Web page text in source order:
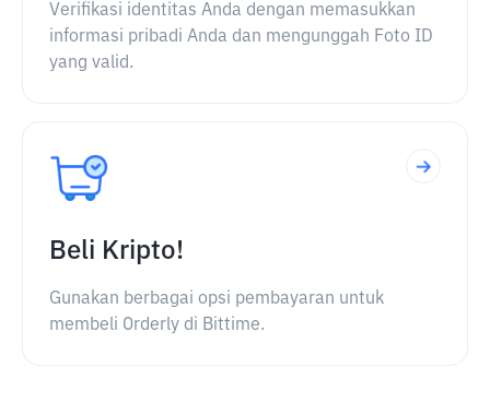
Verifikasi identitas Anda dengan memasukkan
informasi pribadi Anda dan mengunggah Foto ID
yang valid.
Beli Kripto!
Gunakan berbagai opsi pembayaran untuk
membeli Orderly di Bittime.